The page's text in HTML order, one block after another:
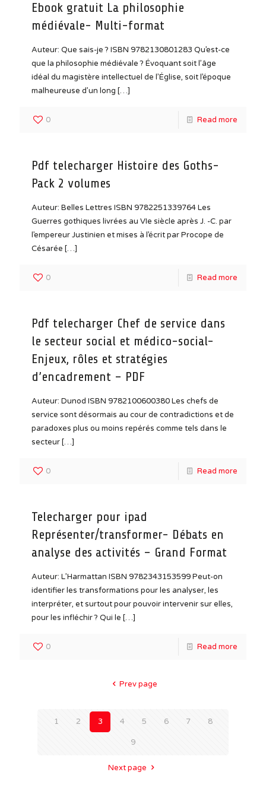
Ebook gratuit La philosophie
médiévale- Multi-format
Auteur: Que sais-je ? ISBN 9782130801283 Qu’est-ce
que la philosophie médiévale ? Évoquant soit l’âge
idéal du magistère intellectuel de l’Église, soit l’époque
malheureuse d’un long […]
0 Read more
Pdf telecharger Histoire des Goths-
Pack 2 volumes
Auteur: Belles Lettres ISBN 9782251339764 Les
Guerres gothiques livrées au VIe siècle après J. -C. par
l’empereur Justinien et mises à l’écrit par Procope de
Césarée […]
0 Read more
Pdf telecharger Chef de service dans
le secteur social et médico-social-
Enjeux, rôles et stratégies
d’encadrement – PDF
Auteur: Dunod ISBN 9782100600380 Les chefs de
service sont désormais au cour de contradictions et de
paradoxes plus ou moins repérés comme tels dans le
secteur […]
0 Read more
Telecharger pour ipad
Représenter/transformer- Débats en
analyse des activités – Grand Format
Auteur: L’Harmattan ISBN 9782343153599 Peut-on
identifier les transformations pour les analyser, les
interpréter, et surtout pour pouvoir intervenir sur elles,
pour les infléchir ? Qui le […]
0 Read more
Prev page
1 2 3 4 5 6 7 8
9
Next page